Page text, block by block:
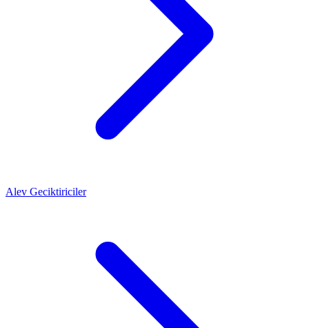
Alev Geciktiriciler